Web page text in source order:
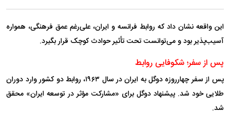
این واقعه نشان داد که روابط فرانسه و ایران، علی‌رغم عمق فرهنگی، همواره
آسیب‌پذیر بود و می‌توانست تحت تأثیر حوادث کوچک قرار بگیرد.
پس از سفر؛ شکوفایی روابط
پس از سفر چهارروزه دوگل به ایران در سال ۱۹۶۳، روابط دو کشور وارد دوران
طلایی خود شد. پیشنهاد دوگل برای «مشارکت مؤثر در توسعه ایران» محقق
شد.